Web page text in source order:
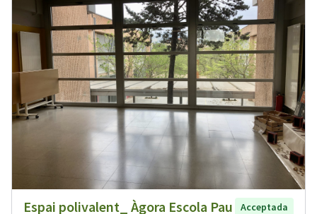
Espai polivalent_ Àgora Escola Pau
Acceptada